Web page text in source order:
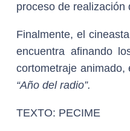
proceso de realización
Finalmente, el
encuentra afinando
cortometraje animado,
“Año del radio”.
TEXTO: PECIME